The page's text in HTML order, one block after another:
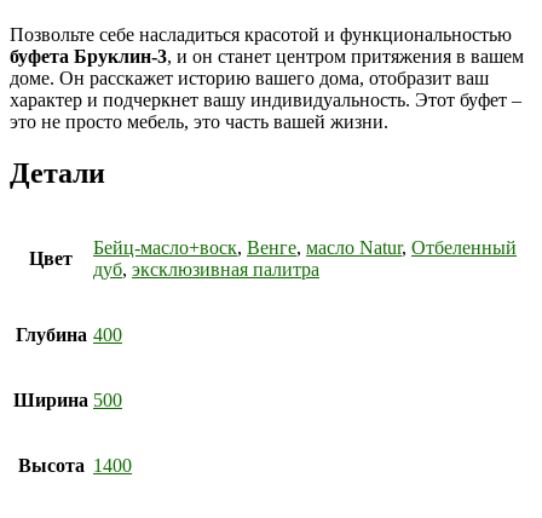
Позвольте себе насладиться красотой и функциональностью
буфета Бруклин-3, и он станет центром притяжения в вашем
доме. Он расскажет историю вашего дома, отобразит ваш
характер и подчеркнет вашу индивидуальность. Этот буфет –
это не просто мебель, это часть вашей жизни.
Детали
Цвет
Бейц-масло+воск, Венге, масло Natur, Отбеленный
дуб, эксклюзивная палитра
Глубина 400
Ширина 500
Высота 1400